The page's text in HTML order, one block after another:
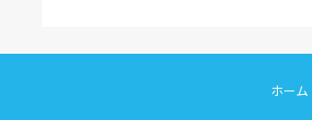
ホーム